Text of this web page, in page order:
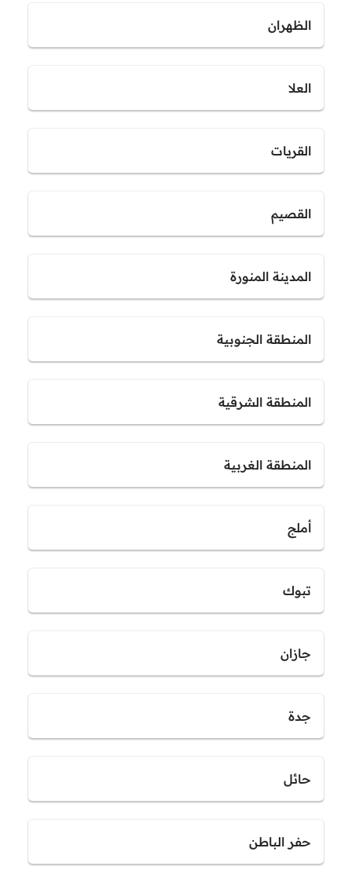
الظهران
العلا
القريات
القصيم
المدينة المنورة
المنطقة الجنوبية
المنطقة الشرقية
المنطقة الغربية
أملج
تبوك
جازان
جدة
حائل
حفر الباطن